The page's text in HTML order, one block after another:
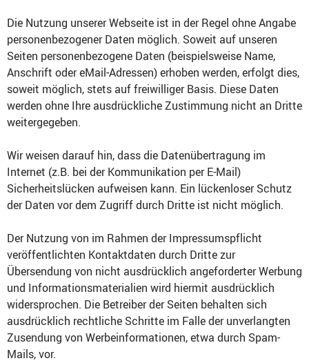
Die Nutzung unserer Webseite ist in der Regel ohne Angabe
personenbezogener Daten möglich. Soweit auf unseren
Seiten personenbezogene Daten (beispielsweise Name,
Anschrift oder eMail-Adressen) erhoben werden, erfolgt dies,
soweit möglich, stets auf freiwilliger Basis. Diese Daten
werden ohne Ihre ausdrückliche Zustimmung nicht an Dritte
weitergegeben.
Wir weisen darauf hin, dass die Datenübertragung im
Internet (z.B. bei der Kommunikation per E-Mail)
Sicherheitslücken aufweisen kann. Ein lückenloser Schutz
der Daten vor dem Zugriff durch Dritte ist nicht möglich.
Der Nutzung von im Rahmen der Impressumspflicht
veröffentlichten Kontaktdaten durch Dritte zur
Übersendung von nicht ausdrücklich angeforderter Werbung
und Informationsmaterialien wird hiermit ausdrücklich
widersprochen. Die Betreiber der Seiten behalten sich
ausdrücklich rechtliche Schritte im Falle der unverlangten
Zusendung von Werbeinformationen, etwa durch Spam-
Mails, vor.